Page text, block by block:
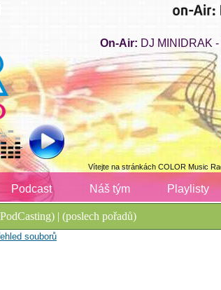
On-Air: DJ MINIDRAK
Vítejte na stránkách COLOR Music
Podcast Náš tým Playlisty
| (poslech pořadů)
souborů